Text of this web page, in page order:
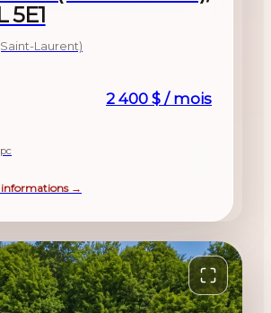
5E1
Laurent)
2 400 $ / mois
informations →